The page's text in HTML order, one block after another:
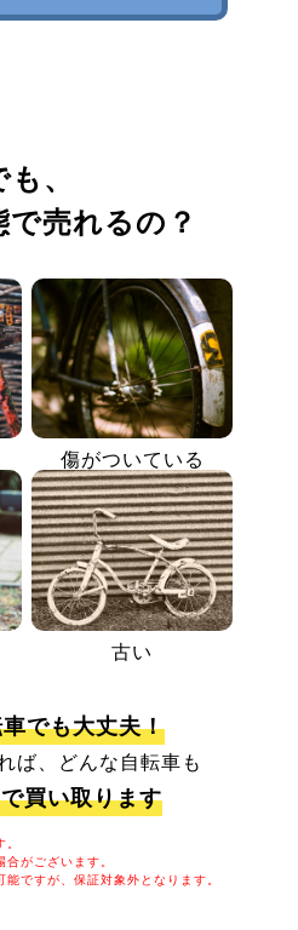
も、
で売れるの？
傷がついている
古い
でも大丈夫！
ば、どんな自転車も
買い取ります
がございます。
ですが、保証対象外となります。